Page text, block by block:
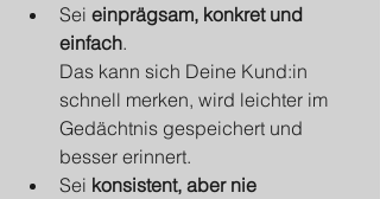
Sei einprägsam, konkret und
einfach.
Das kann sich Deine Kund:in
schnell merken, wird leichter im
Gedächtnis gespeichert und
besser erinnert.
Sei konsistent, aber nie